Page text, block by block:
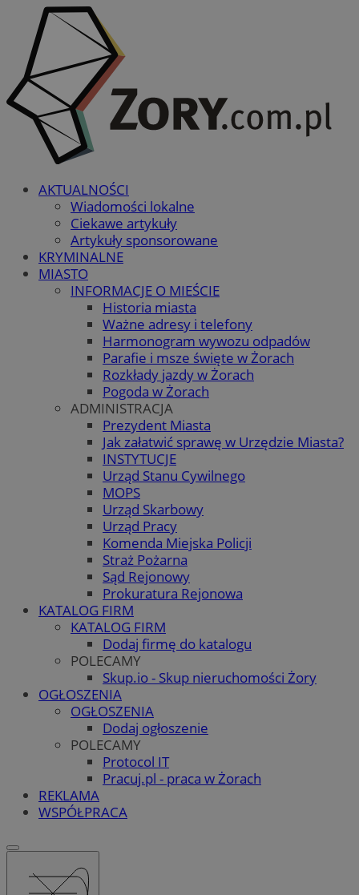
AKTUALNOŚCI
Wiadomości lokalne
Ciekawe artykuły
Artykuły sponsorowane
KRYMINALNE
MIASTO
INFORMACJE O MIEŚCIE
Historia miasta
Ważne adresy i telefony
Harmonogram wywozu odpadów
Parafie i msze święte w Żorach
Rozkłady jazdy w Żorach
Pogoda w Żorach
ADMINISTRACJA
Prezydent Miasta
Jak załatwić sprawę w Urzędzie Miasta?
INSTYTUCJE
Urząd Stanu Cywilnego
MOPS
Urząd Skarbowy
Urząd Pracy
Komenda Miejska Policji
Straż Pożarna
Sąd Rejonowy
Prokuratura Rejonowa
KATALOG FIRM
KATALOG FIRM
Dodaj firmę do katalogu
POLECAMY
Skup.io - Skup nieruchomości Żory
OGŁOSZENIA
OGŁOSZENIA
Dodaj ogłoszenie
POLECAMY
Protocol IT
Pracuj.pl - praca w Żorach
REKLAMA
WSPÓŁPRACA